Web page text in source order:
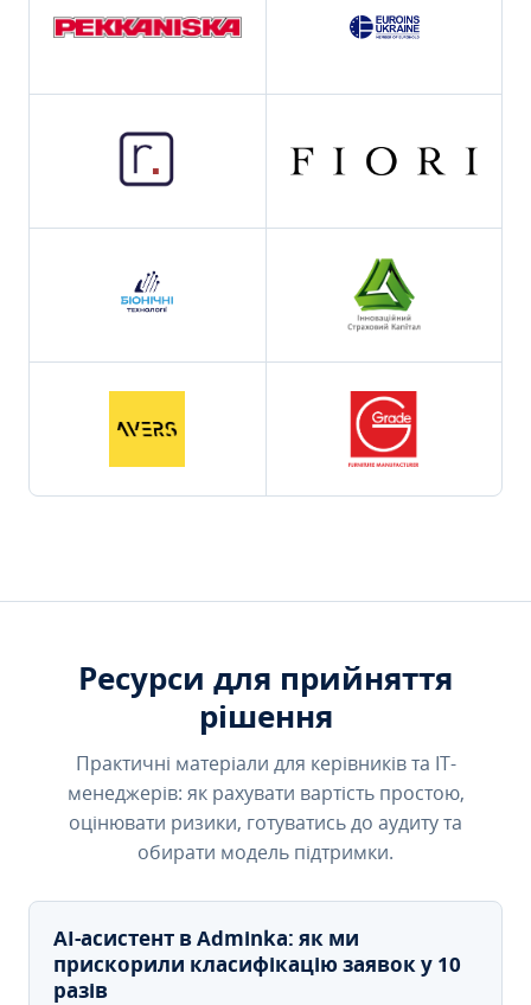
Ресурси для прийняття
рішення
Практичні матеріали для керівників та IT-
менеджерів: як рахувати вартість простою,
оцінювати ризики, готуватись до аудиту та
обирати модель підтримки.
AI-асистент в Adminka: як ми
прискорили класифікацію заявок у 10
разів